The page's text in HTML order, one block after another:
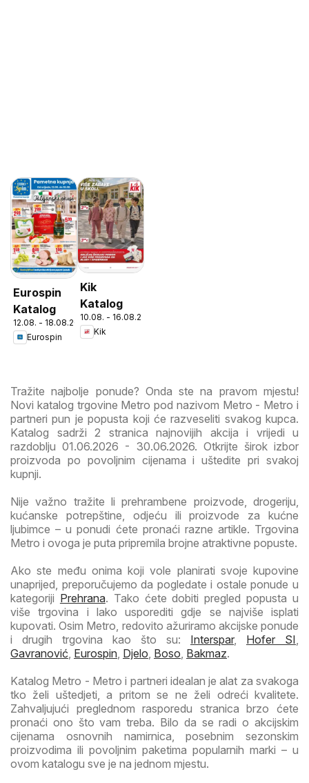
Eurospin
Katalog
12.08. - 18.08.2026
Eurospin
Kik
Katalog
10.08. - 16.08.2026
Kik
Tražite najbolje ponude? Onda ste na pravom mjestu!
Novi katalog trgovine Metro pod nazivom Metro - Metro i
partneri pun je popusta koji će razveseliti svakog kupca.
Katalog sadrži 2 stranica najnovijih akcija i vrijedi u
razdoblju 01.06.2026 - 30.06.2026. Otkrijte širok izbor
proizvoda po povoljnim cijenama i uštedite pri svakoj
kupnji.
Nije važno tražite li prehrambene proizvode, drogeriju,
kućanske potrepštine, odjeću ili proizvode za kućne
ljubimce – u ponudi ćete pronaći razne artikle. Trgovina
Metro i ovoga je puta pripremila brojne atraktivne popuste.
Ako ste među onima koji vole planirati svoje kupovine
unaprijed, preporučujemo da pogledate i ostale ponude u
kategoriji Prehrana. Tako ćete dobiti pregled popusta u
više trgovina i lako usporediti gdje se najviše isplati
kupovati. Osim Metro, redovito ažuriramo akcijske ponude
i drugih trgovina kao što su: Interspar, Hofer SI
Gavranović Eurospin Djelo Boso Bakmaz.
Katalog Metro - Metro i partneri idealan je alat za svakoga
tko želi uštedjeti, a pritom se ne želi odreći kvalitete.
Zahvaljujući preglednom rasporedu stranica brzo ćete
pronaći ono što vam treba. Bilo da se radi o akcijskim
cijenama osnovnih namirnica, posebnim sezonskim
proizvodima ili povoljnim paketima popularnih marki – u
ovom katalogu sve je na jednom mjestu.